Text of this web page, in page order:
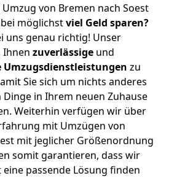
von Bremen nach Soest
möglichstviel Geld sparen?
uns genau richtig! Unser
Ihnen zuverlässige und
zu
Sie sich um nichts anderes
in Ihrem neuen Zuhause
Weiterhin verfügen wir über
mit Umzügen von
mit jeglicher Größenordnung
somit garantieren, dass wir
passende Lösung finden